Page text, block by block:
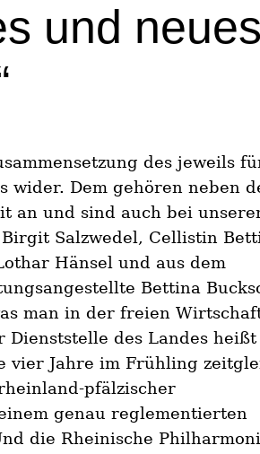
und neues
des jeweils
wider. Dem gehören neben
an und sind auch bei
Salzwedel, Cellistin
Hänsel und aus dem
Bettina
man in der freien
des Landes heißt
vier Jahre im Frühling
pfälzischer
genau reglementierten
die Rheinische